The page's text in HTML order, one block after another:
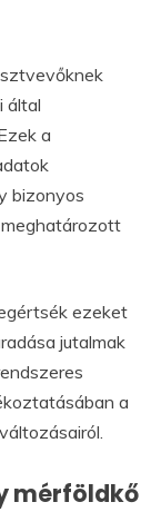
által
a
bizonyos
ezeket
jutalmak
a
mérföldkő